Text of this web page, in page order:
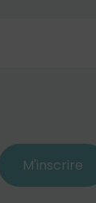
M'inscrire